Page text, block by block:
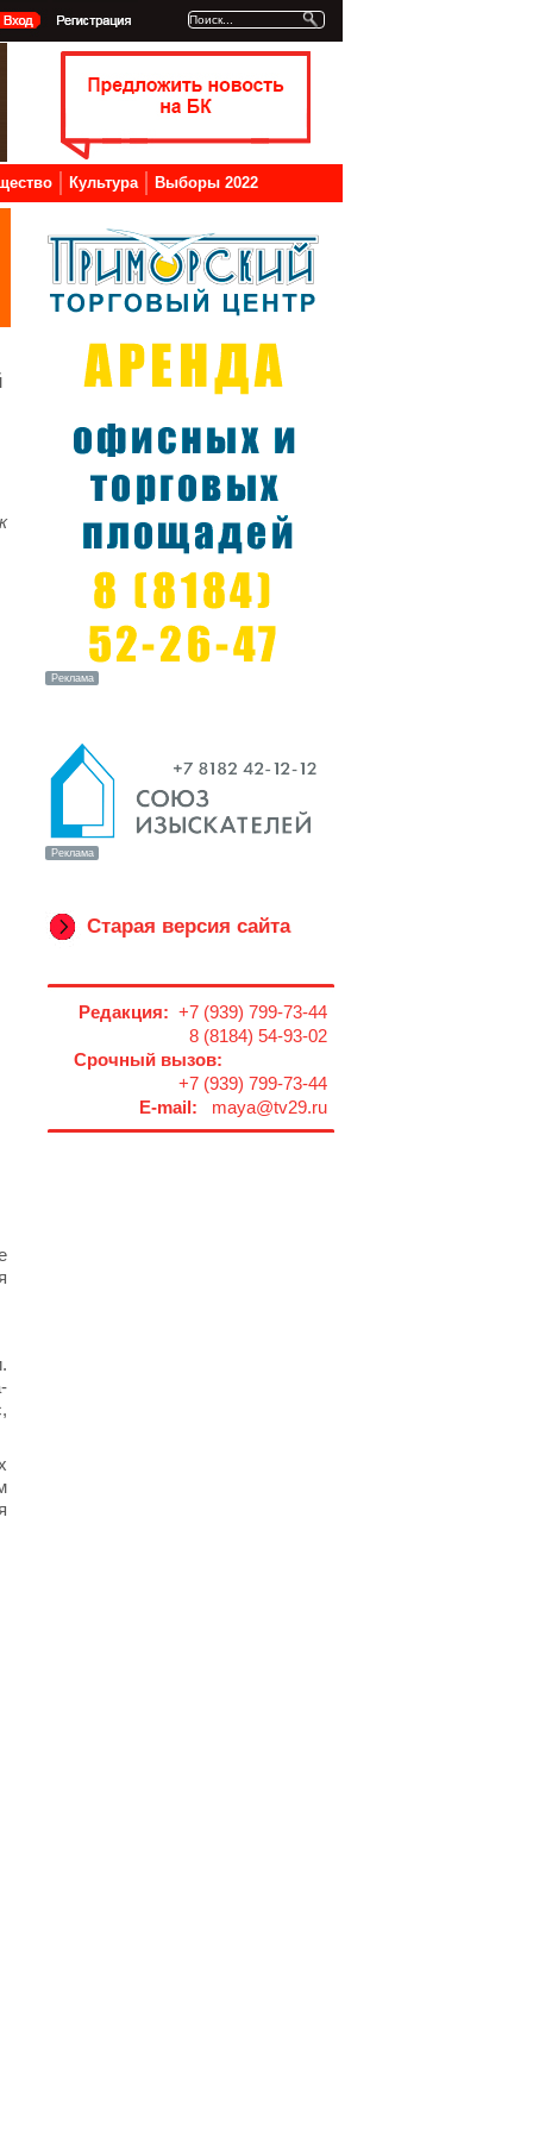
Культура Выборы 2022
Старая версия сайта
Редакция: +7 (939) 799-73-44
8 (8184) 54-93-02
Срочный вызов:
+7 (939) 799-73-44
E-mail: maya@tv29.ru